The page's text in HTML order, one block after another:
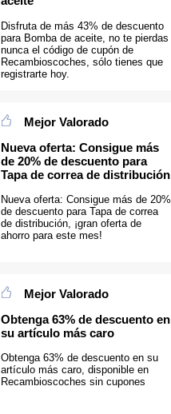
Disfruta de más 43% de descuento
para Bomba de aceite, no te pierdas
nunca el código de cupón de
Recambioscoches, sólo tienes que
registrarte hoy.
Mejor Valorado
Nueva oferta: Consigue más
de 20% de descuento para
Tapa de correa de distribución
Nueva oferta: Consigue más de 20%
de descuento para Tapa de correa
de distribución, ¡gran oferta de
ahorro para este mes!
Mejor Valorado
Obtenga 63% de descuento en
su artículo más caro
Obtenga 63% de descuento en su
artículo más caro, disponible en
Recambioscoches sin cupones